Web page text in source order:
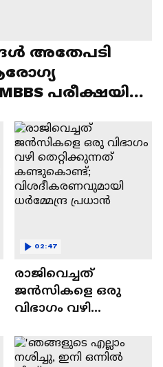
അതേപടി
പരീക്ഷയിൽ
രാജിവെച്ചത്
ജൻസികളെ ഒരു
വിഭാഗം വഴി
കണ്ടുകൊണ്ട്;
വിശദീകരണവുമായി
02:47